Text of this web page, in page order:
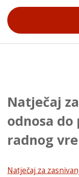
Natječaj
odnosa do
radnog
Natječaj za